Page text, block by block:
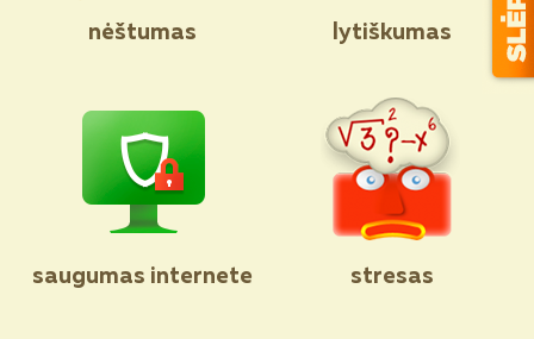
nėštumas lytiškumas
saugumas internete stresas